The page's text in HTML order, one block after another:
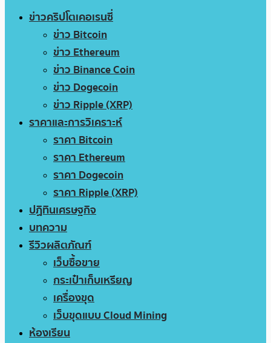
ข่าวคริปโตเคอเรนซี่
ข่าว Bitcoin
ข่าว Ethereum
ข่าว Binance Coin
ข่าว Dogecoin
ข่าว Ripple (XRP)
ราคาและการวิเคราะห์
ราคา Bitcoin
ราคา Ethereum
ราคา Dogecoin
ราคา Ripple (XRP)
ปฏิทินเศรษฐกิจ
บทความ
รีวิวผลิตภัณฑ์
เว็บซื้อขาย
กระเป๋าเก็บเหรียญ
เครื่องขุด
เว็บขุดแบบ Cloud Mining
ห้องเรียน